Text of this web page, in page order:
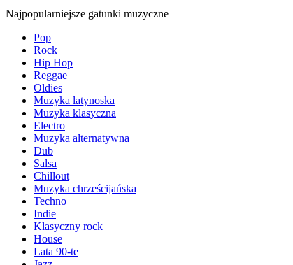
Najpopularniejsze gatunki muzyczne
Pop
Rock
Hip Hop
Reggae
Oldies
Muzyka latynoska
Muzyka klasyczna
Electro
Muzyka alternatywna
Dub
Salsa
Chillout
Muzyka chrześcijańska
Techno
Indie
Klasyczny rock
House
Lata 90-te